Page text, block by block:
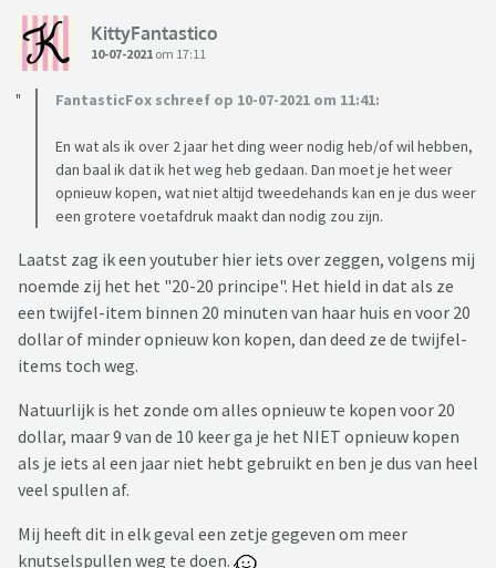
KittyFantastico
10-07-2021 om 17:11
FantasticFox schreef op 10-07-2021 om 11:41:
En wat als ik over 2 jaar het ding weer nodig heb/of wil hebben,
dan baal ik dat ik het weg heb gedaan. Dan moet je het weer
opnieuw kopen, wat niet altijd tweedehands kan en je dus weer
een grotere voetafdruk maakt dan nodig zou zijn.
Laatst zag ik een youtuber hier iets over zeggen, volgens mij
noemde zij het het "20-20 principe". Het hield in dat als ze
een twijfel-item binnen 20 minuten van haar huis en voor 20
dollar of minder opnieuw kon kopen, dan deed ze de twijfel-
items toch weg.
Natuurlijk is het zonde om alles opnieuw te kopen voor 20
dollar, maar 9 van de 10 keer ga je het NIET opnieuw kopen
als je iets al een jaar niet hebt gebruikt en ben je dus van heel
veel spullen af.
Mij heeft dit in elk geval een zetje gegeven om meer
knutselspullen weg te doen.